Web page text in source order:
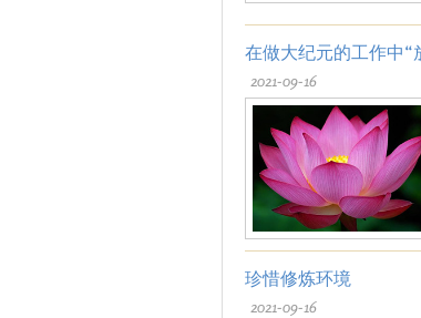
在做大纪元的工作中“
2021-09-16
珍惜修炼环境
2021-09-16